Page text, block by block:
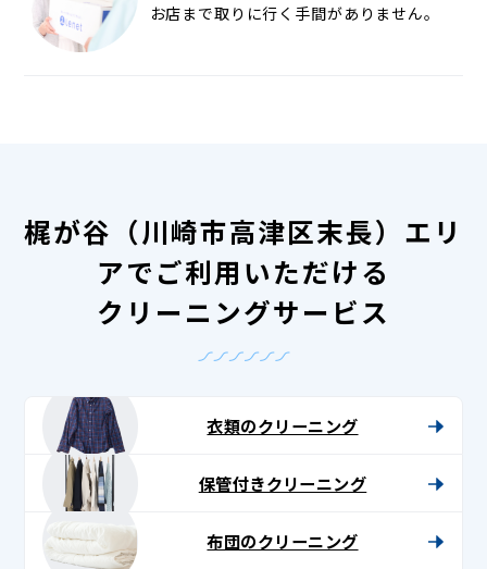
お店まで取りに行く手間がありません。
梶が谷（川崎市高津区末長）エリ
アでご利用いただける
クリーニングサービス
衣類のクリーニング
保管付きクリーニング
布団のクリーニング